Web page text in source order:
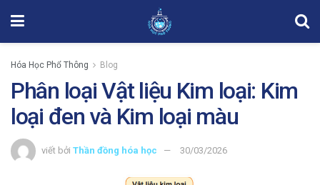
Hóa Học Phổ Thông Blog
Phân loại Vật liệu Kim loại: Kim
loại đen và Kim loại màu
viết bởi Thần đồng hóa học 30/03/2026